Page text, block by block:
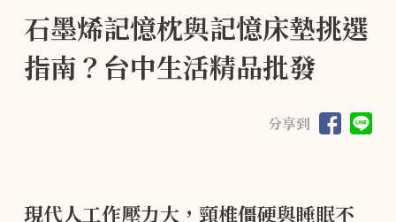
石墨烯記憶枕與記憶床墊挑選
指南？台中生活精品批發
分享到
現代人工作壓力大，頸椎僵硬與睡眠不